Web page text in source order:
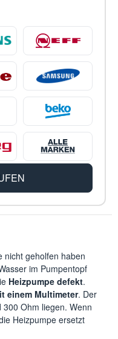
nicht geholfen haben
im Pumpentopf
Heizpumpe defekt.
einem Multimeter. Der
Ohm liegen. Wenn
Heizpumpe ersetzt